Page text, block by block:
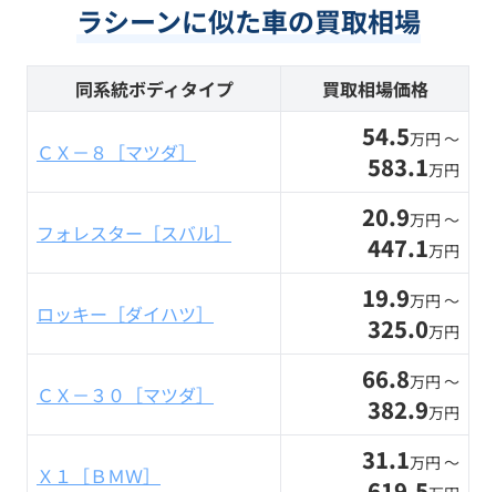
ラシーンに似た車の買取相場
同系統ボディタイプ 買取相場価格
ＣＸ－８［マツダ］ 54.5万円 〜
583.1万円
フォレスター［スバル］ 20.9万円 〜
447.1万円
ロッキー［ダイハツ］ 19.9万円 〜
325.0万円
ＣＸ－３０［マツダ］ 66.8万円 〜
382.9万円
Ｘ１［ＢＭＷ］ 31.1万円 〜